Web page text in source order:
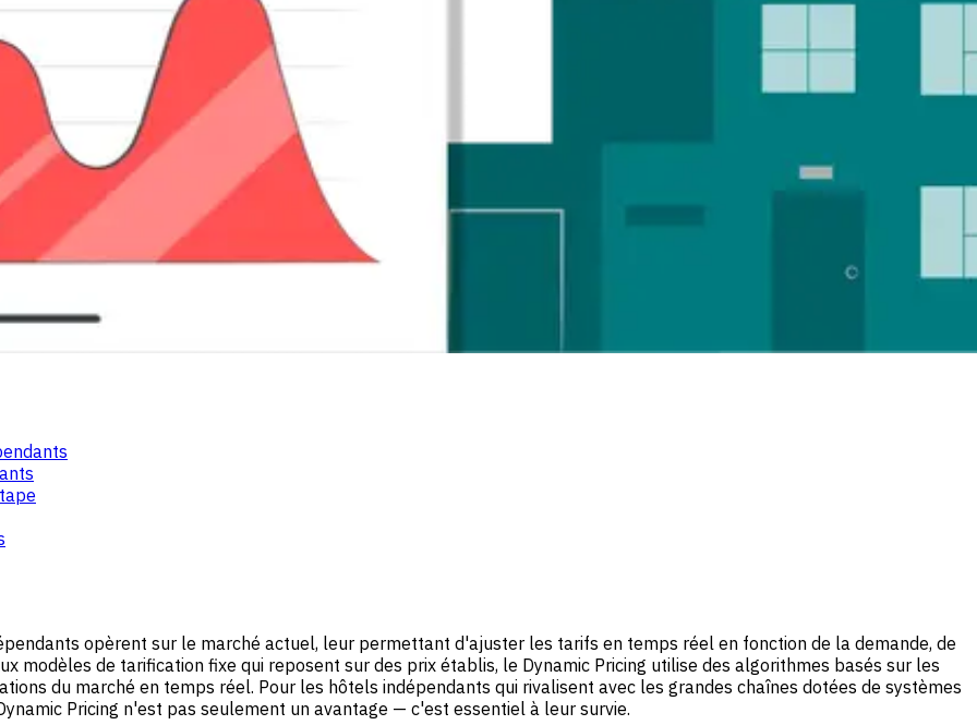
opèrent sur le marché actuel, leur permettant d'ajuster les tarifs en temps réel en fonction de la demande, de
modèles de tarification fixe qui reposent sur des prix établis, le Dynamic Pricing utilise des algorithmes basés sur les
du marché en temps réel. Pour les hôtels indépendants qui rivalisent avec les grandes chaînes dotées de systèmes
Pricing n'est pas seulement un avantage — c'est essentiel à leur survie.